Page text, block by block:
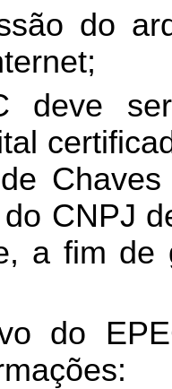
do
ser
CNPJ
a fim de
do